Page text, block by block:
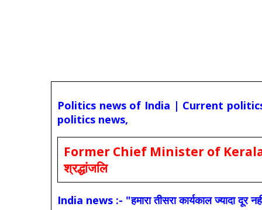
Politics news of India | Current
politics news,
Former Chief Minister of Kerala
श्रद्धांजलि
India news :- "हमारा तीसरा कार्यकाल ज्यादा